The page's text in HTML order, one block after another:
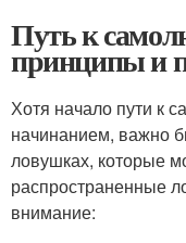
Путь к
принципы и
Хотя начало пути к
начинанием, важно
ловушках, которые
распространенные
внимание: